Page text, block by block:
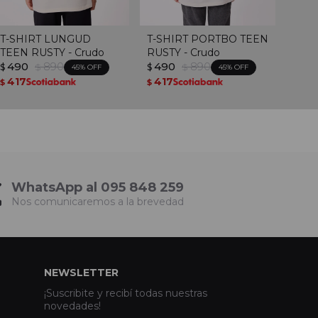
T-SHIRT LUNGUD
TEEN RUSTY - Crudo
$ 490 $ 890 45
$ 417
T-SHIRT PORTBO TEEN
RUSTY - Crudo
$ 490 $ 890 45
$ 417
WhatsApp al 095 848 259
Nos comunicaremos a la brevedad
NEWSLETTER
¡Suscribite y recibí todas nuestras
novedades!